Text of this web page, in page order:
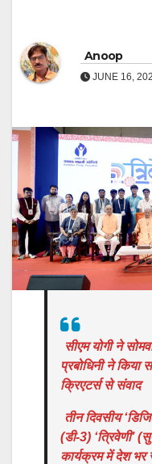
Anoop
JUNE 16,
सीएम योगी ने
प्रबोधिनी ने किया
क्रिएटर्स से संवाद
तीन दिवसीय
(डी-3) ‘त्रिवेणी’
कार्यक्रम में देश